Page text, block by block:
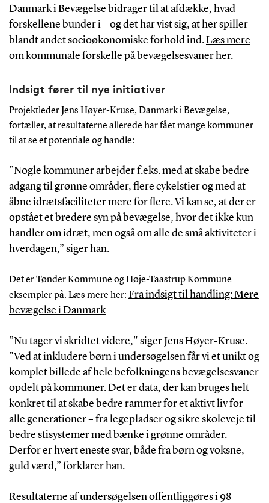
Danmark i Bevægelse bidrager til at afdække, hvad
forskellene bunder i – og det har vist sig, at her spiller
blandt andet socioøkonomiske forhold ind.Læs mere
om kommunale forskelle på bevægelsesvaner her.
Indsigt fører til nye initiativer
Projektleder Jens Høyer-Kruse, Danmark i Bevægelse,
fortæller, at resultaterne allerede har fået mange kommuner
til at se et potentiale og handle:
”Nogle kommuner arbejder f.eks. med at skabe bedre
adgang til grønne områder, flere cykelstier og med at
åbne idrætsfaciliteter mere for flere. Vi kan se, at der er
opstået et bredere syn på bevægelse, hvor det ikke kun
handler om idræt, men også om alle de små aktiviteter i
hverdagen,” siger han.
Det er Tønder Kommune og Høje-Taastrup Kommune
eksempler på. Læs mere her: Fra indsigt til handling: Mere
bevægelse i Danmark
”Nu tager vi skridtet videre," siger Jens Høyer-Kruse.
"Ved at inkludere børn i undersøgelsen får vi et unikt og
komplet billede af hele befolkningens bevægelsesvaner
opdelt på kommuner. Det er data, der kan bruges helt
konkret til at skabe bedre rammer for et aktivt liv for
alle generationer – fra legepladser og sikre skoleveje til
bedre stisystemer med bænke i grønne områder.
Derfor er hvert eneste svar, både fra børn og voksne,
guld værd,” forklarer han.
Resultaterne af undersøgelsen offentliggøres i 98